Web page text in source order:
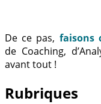
De ce pas, faisons
de Coaching,
avant tout !
Rubriques